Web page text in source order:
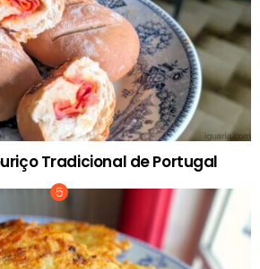
Tradicional de Portugal